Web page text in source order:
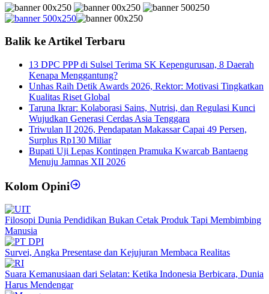
Balik ke Artikel Terbaru
13 DPC PPP di Sulsel Terima SK Kepengurusan, 8 Daerah
Kenapa Menggantung?
Unhas Raih Detik Awards 2026, Rektor: Motivasi Tingkatkan
Kualitas Riset Global
Taruna Ikrar: Kolaborasi Sains, Nutrisi, dan Regulasi Kunci
Wujudkan Generasi Cerdas Asia Tenggara
Triwulan II 2026, Pendapatan Makassar Capai 49 Persen,
Surplus Rp130 Miliar
Bupati Uji Lepas Kontingen Pramuka Kwarcab Bantaeng
Menuju Jamnas XII 2026
Kolom Opini
Filosopi Dunia Pendidikan Bukan Cetak Produk Tapi Membimbing
Manusia
Survei, Angka Presentase dan Kejujuran Membaca Realitas
Suara Kemanusiaan dari Selatan: Ketika Indonesia Berbicara, Dunia
Harus Mendengar